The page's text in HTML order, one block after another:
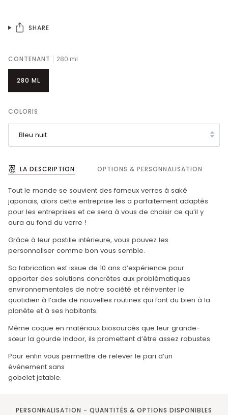
SHARE
CONTENANT 280 ml
280 ML
COLORIS
Bleu nuit
LA DESCRIPTION OPTIONS & PERSONNALISATION
Tout le monde se souvient des fameux verres à saké
japonais, alors cette entreprise les a parfaitement adaptés
pour les entreprises et ce sera à vous de choisir ce qu’il y
aura au fond du verre !
Grâce à leur pastille intérieure, vous pouvez les
personnaliser comme bon vous semble.
Sa fabrication est issue de 10 ans d’expérience pour
apporter des solutions concrètes aux problématiques
environnementales de notre société et réinventer le
quotidien à l’aide de nouvelles routines qui font du bien à la
planète et à ses habitants.
Même coque en matériaux biosourcés que leur grande-
sœur la gourde Indoor, ils promettent d’être assez robustes.
Pour enfin vous permettre de relever le pari d’un
événement sans
gobelet jetable.
PERSONNALISATION - QUANTITÉS & OPTIONS DISPONIBLES